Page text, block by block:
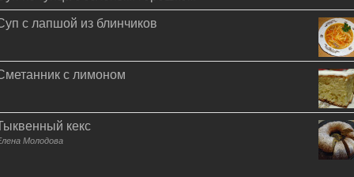
с лапшой из блинчиков
с лимоном
кекс
Молодова